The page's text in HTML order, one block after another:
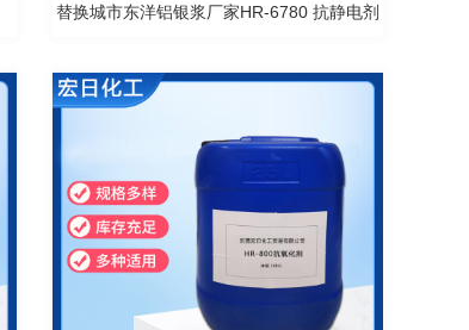
替换城市东洋铝银浆厂家HR-6780 抗静电剂